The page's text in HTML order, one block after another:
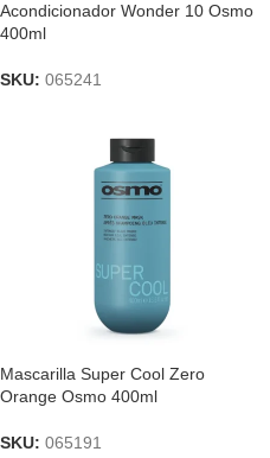
Acondicionador Wonder 10 Osmo
400ml
SKU: 065241
Mascarilla Super Cool Zero
Orange Osmo 400ml
SKU: 065191